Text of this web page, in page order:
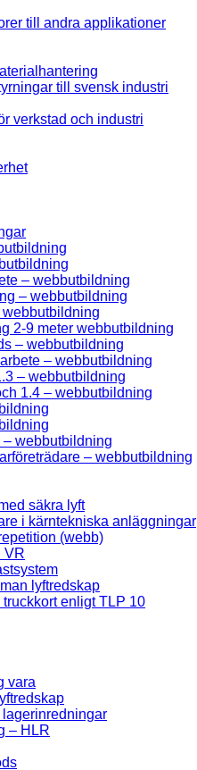
till andra applikationer
till svensk industri
verkstad och industri
– webbutbildning
– webbutbildning
2-9 meter webbutbildning
– webbutbildning
– webbutbildning
– webbutbildning
1.4 – webbutbildning
– webbutbildning
– webbutbildning
säkra lyft
i kärntekniska anläggningar
(webb)
VR
lyftredskap
enligt TLP 10
vara
lagerinredningar
– HLR